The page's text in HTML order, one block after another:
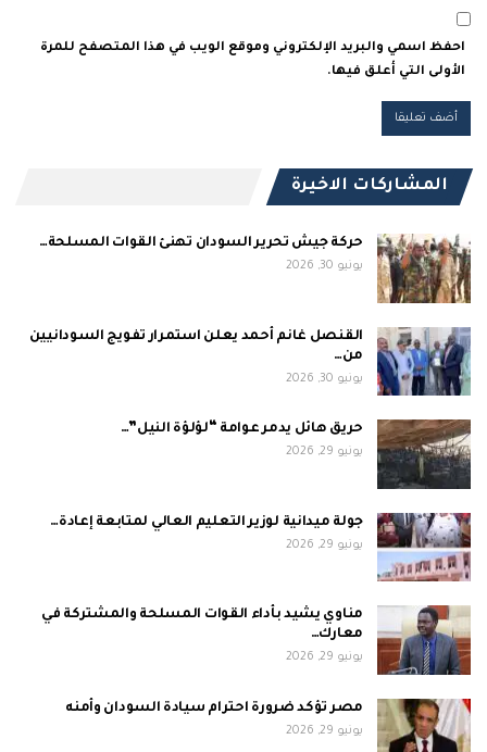
احفظ اسمي والبريد الإلكتروني وموقع الويب في هذا المتصفح للمرة
الأولى التي أعلق فيها.
المشاركات الاخيرة
حركة جيش تحرير السودان تهنئ القوات المسلحة…
يونيو 30, 2026
القنصل غانم أحمد يعلن استمرار تفويج السودانيين
من…
يونيو 30, 2026
حريق هائل يدمر عوامة “لؤلؤة النيل”…
يونيو 29, 2026
جولة ميدانية لوزير التعليم العالي لمتابعة إعادة…
يونيو 29, 2026
مناوي يشيد بأداء القوات المسلحة والمشتركة في
معارك…
يونيو 29, 2026
مصر تؤكد ضرورة احترام سيادة السودان وأمنه
يونيو 29, 2026